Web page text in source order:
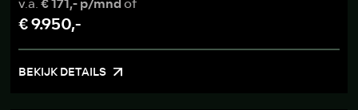
€ 9.950,-
BEKIJK DETAILS